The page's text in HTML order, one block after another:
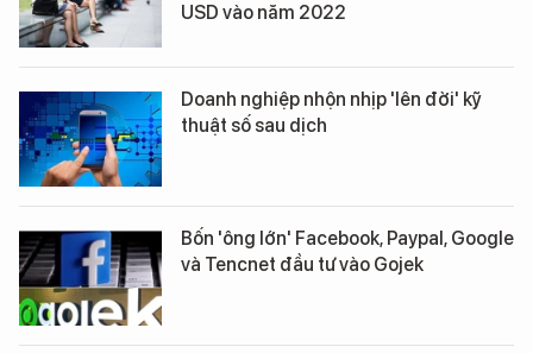
USD vào năm 2022
Doanh nghiệp nhộn nhịp 'lên đời' kỹ
thuật số sau dịch
Bốn 'ông lớn' Facebook, Paypal, Google
và Tencnet đầu tư vào Gojek